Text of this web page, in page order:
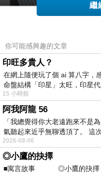
走廊上有香水試聞區
繼
你可能感興趣的文章
印旺多貴人？
在網上隨便玩了個 ai 算八字
命盤結構「印星」太旺，印星
15 小時前
阿我阿龍 56
「我總覺得你大老遠跑來不是
氣聽起來近乎無聊透頂了。 這
2026-08-06
◎小鷹的抉擇
■寓言故事 ◎小鷹的抉擇